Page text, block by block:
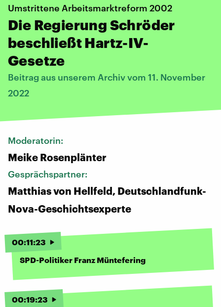
Umstrittene Arbeitsmarktreform 2002
Die Regierung Schröder
beschließt Hartz-IV-
Gesetze
Beitrag aus unserem Archiv vom 11. November
2022
Moderatorin:
Meike Rosenplänter
Gesprächspartner:
Matthias von Hellfeld, Deutschlandfunk-
Nova-Geschichtsexperte
00:11:23
SPD-Politiker Franz Müntefering
00:19:23